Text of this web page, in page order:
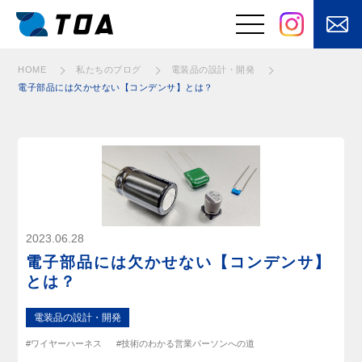
安⼼な電源設備を
あなたのもとへ
⾃動⾞バッテリ
ー・⽤品・部品の
電気・電子制御
HOME 私たちのブログ
電装品の設計・開発
電子部品には欠かせない【コンデンサ】とは？
2023.06.28
電子部品には欠かせない【コンデンサ】
とは？
電装品の設計・開発
#ワイヤーハーネス #技術のわかる営業パーソンへの道